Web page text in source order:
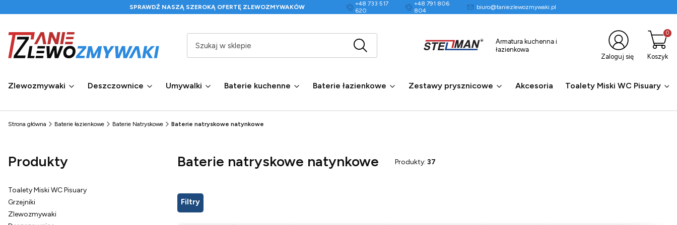
SPRAWDŹ NASZĄ SZEROKĄ OFERTĘ ZLEWOZMYWAKÓW
+48 733 517
620
+48 791 806
804
biuro@taniezlewozmywaki.pl
WyczyśćSzukaj w sklepie
Armatura kuchenna i
łazienkowa
Zaloguj się
Koszyk
Zlewozmywaki Deszczownice Umywalki Baterie kuchenne Baterie łazienkowe Zestawy prysznicowe Akcesoria Toalety Miski WC Pisuary
Strona główna Baterie łazienkowe Baterie Natryskowe Baterie natryskowe natynkowe
Produkty
Toalety Miski WC Pisuary
Grzejniki
Zlewozmywaki
Baterie natryskowe natynkowe Produkty: 37
Filtry